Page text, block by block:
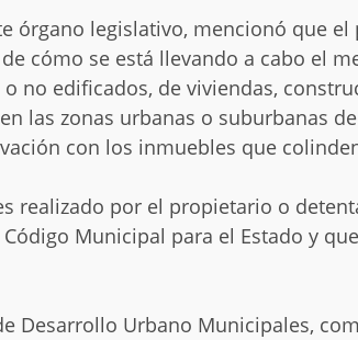
órgano legislativo, mencionó que
cómo se está llevando a cabo el
no edificados, de viviendas,
las zonas urbanas o suburbanas
con los inmuebles que
realizado por el propietario o
Municipal para el Estado y
Desarrollo Urbano Municipales,